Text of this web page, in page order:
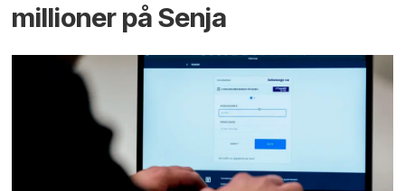
millioner på Senja